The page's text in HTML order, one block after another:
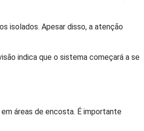
isolados. Apesar disso, a atenção
indica que o sistema começará a se
áreas de encosta. É importante